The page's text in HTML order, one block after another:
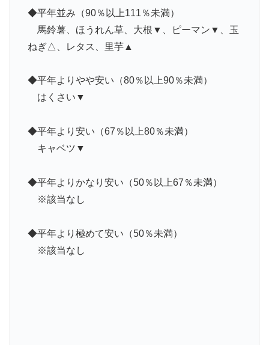
◆平年並み（90％以上111％未満）
馬鈴薯、ほうれん草、大根▼、ピーマン▼、玉
ねぎ△、レタス、里芋▲
◆平年よりやや安い（80％以上90％未満）
はくさい▼
◆平年より安い（67％以上80％未満）
キャベツ▼
◆平年よりかなり安い（50％以上67％未満）
※該当なし
◆平年より極めて安い（50％未満）
※該当なし